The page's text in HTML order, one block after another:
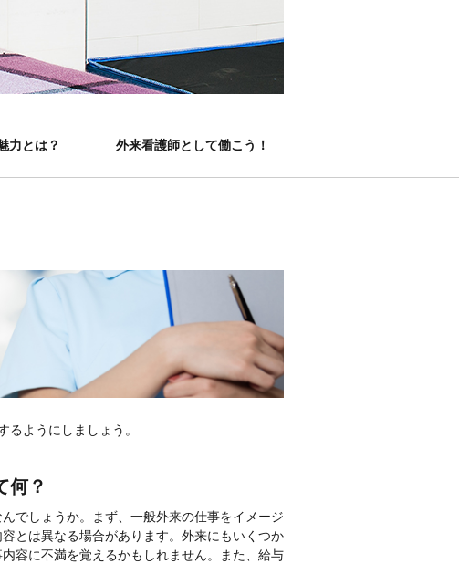
力とは？ 外来看護師として働こう！
ようにしましょう。
何？
でしょうか。まず、一般外来の仕事をイメージ
とは異なる場合があります。外来にもいくつか
容に不満を覚えるかもしれません。また、給与